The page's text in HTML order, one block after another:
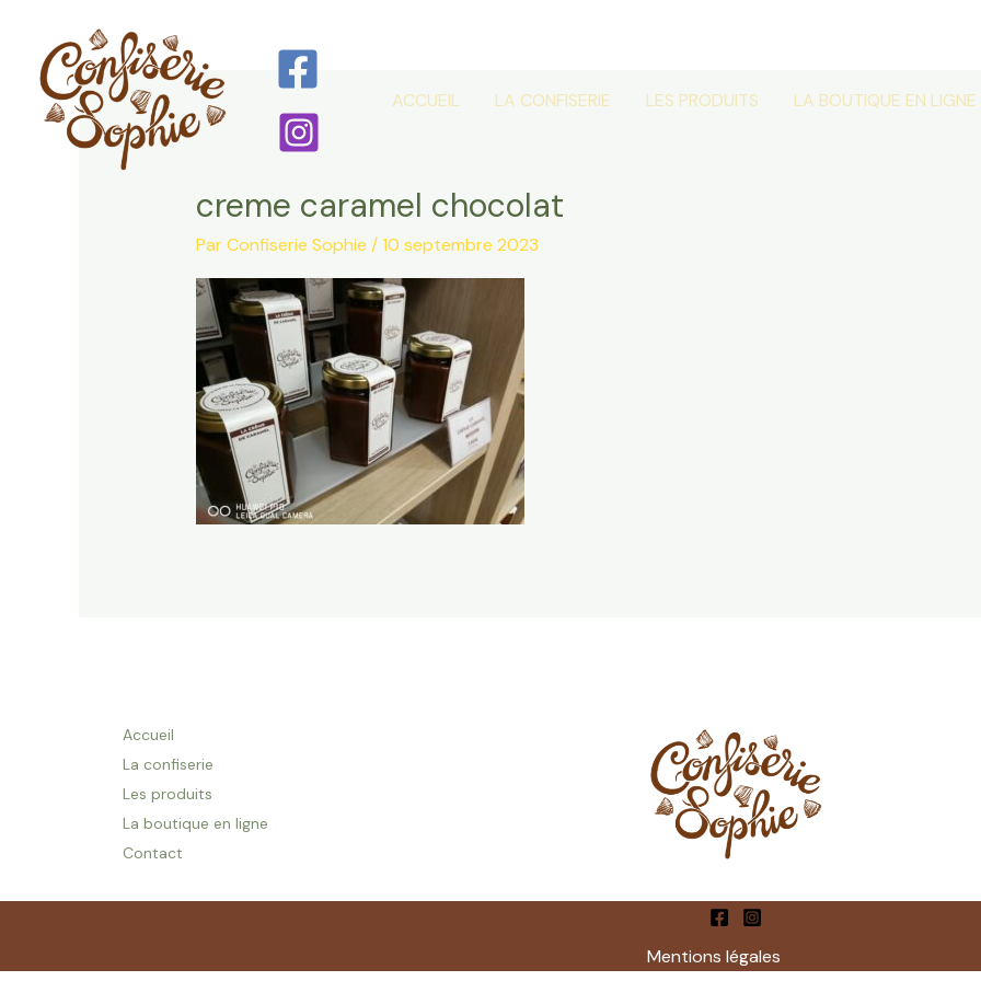
contenu
ACCUEIL
LA CONFISERIE LES PRODUITS LA BOUTIQUE EN LIGNE
creme caramel chocolat
ParConfiserie Sophie /10 septembre 2023
Accueil
La confiserie
Les produits
La boutique en ligne
Contact
Mentions légales